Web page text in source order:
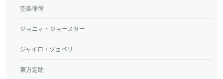
空条徐倫
ジョニィ・ジョースター
ジャイロ・ツェペリ
東方定助